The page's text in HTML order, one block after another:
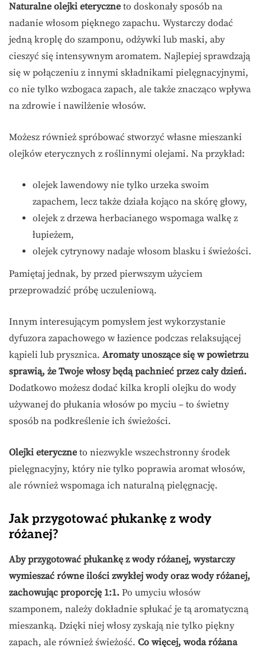
Naturalne olejki eteryczne to doskonały sposób na
nadanie włosom pięknego zapachu. Wystarczy dodać
jedną kroplę do szamponu, odżywki lub maski, aby
cieszyć się intensywnym aromatem. Najlepiej sprawdzają
się w połączeniu z innymi składnikami pielęgnacyjnymi,
co nie tylko wzbogaca zapach, ale także znacząco wpływa
na zdrowie i nawilżenie włosów.
Możesz również spróbować stworzyć własne mieszanki
olejków eterycznych z roślinnymi olejami. Na przykład:
olejek lawendowy nie tylko urzeka swoim
zapachem, lecz także działa kojąco na skórę głowy,
olejek z drzewa herbacianego wspomaga walkę z
łupieżem,
olejek cytrynowy nadaje włosom blasku i świeżości.
Pamiętaj jednak, by przed pierwszym użyciem
przeprowadzić próbę uczuleniową.
Innym interesującym pomysłem jest wykorzystanie
dyfuzora zapachowego w łazience podczas relaksującej
kąpieli lub prysznica. Aromaty unoszące się w powietrzu
sprawią, że Twoje włosy będą pachnieć przez cały dzień.
Dodatkowo możesz dodać kilka kropli olejku do wody
używanej do płukania włosów po myciu – to świetny
sposób na podkreślenie ich świeżości.
Olejki eteryczne to niezwykle wszechstronny środek
pielęgnacyjny, który nie tylko poprawia aromat włosów,
ale również wspomaga ich naturalną pielęgnację.
Jak przygotować płukankę z wody
różanej?
Aby przygotować płukankę z wody różanej, wystarczy
wymieszać równe ilości zwykłej wody oraz wody różanej,
zachowując proporcję 1:1. Po umyciu włosów
szamponem, należy dokładnie spłukać je tą aromatyczną
mieszanką. Dzięki niej włosy zyskają nie tylko piękny
zapach, ale również świeżość. Co więcej, woda różana